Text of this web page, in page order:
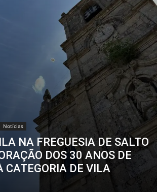
Notícias
NA FREGUESIA DE SALTO
DOS 30 ANOS DE
CATEGORIA DE VILA